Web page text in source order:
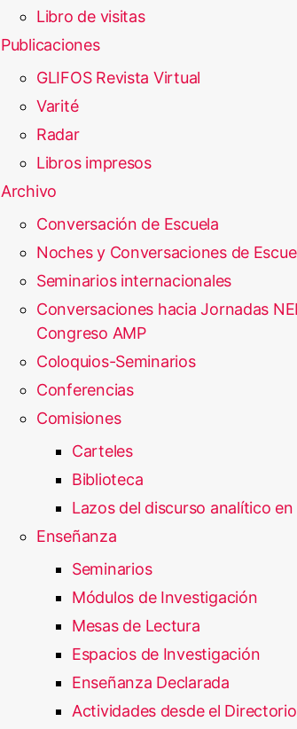
Libro de visitas
Publicaciones
GLIFOS Revista Virtual
Varité
Radar
Libros impresos
Archivo
Conversación de Escuela
Noches y Conversaciones de
Seminarios internacionales
Conversaciones hacia Jornadas
Congreso AMP
Coloquios-Seminarios
Conferencias
Comisiones
Carteles
Biblioteca
Lazos del discurso analítico
Enseñanza
Seminarios
Módulos de Investigación
Mesas de Lectura
Espacios de Investigación
Enseñanza Declarada
Actividades desde el Directorio